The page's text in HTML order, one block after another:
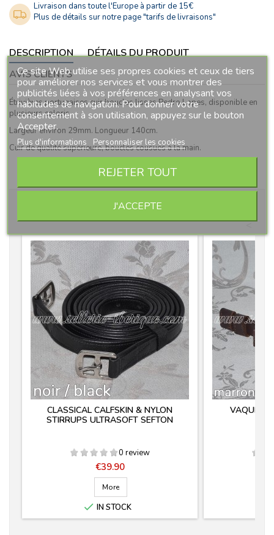
Livraison dans toute l'Europe à partir de 15€
Plus de détails sur notre page "tarifs de livraisons"
DESCRIPTION
DÉTAILS DU PRODUIT
AVIS CLIENTS
Étrivières portugaises cuir boucles lisses Pedro Lopes, disponible en
plusieurs coloris.
Largeur environ 29mm. Longueur 140cm.
Cuir de qualité supérieure, boucles cousues à la main.
11 OTHER PRODUCTS IN THE SAME CATEGORY:
<
CLASSICAL CALFSKIN & NYLON
STIRRUPS ULTRASOFT SEFTON
0 review
Price
€39.90
More
 IN STOCK
VAQUERA
Ce site Web utilise ses propres cookies et ceux de tiers
pour améliorer nos services et vous montrer des
publicités liées à vos préférences en analysant vos
habitudes de navigation. Pour donner votre
consentement à son utilisation, appuyez sur le bouton
Accepter.
Plus d'informations Personnaliser les cookies
REJETER TOUT
J'ACCEPTE